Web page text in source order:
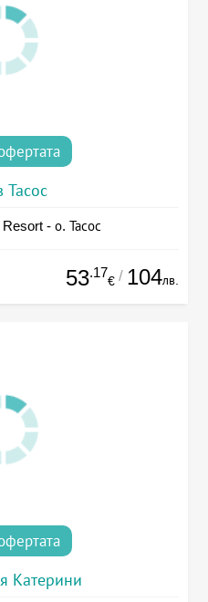
Тасос
- о. Тасос
53.17
€ / 104лв.
Катерини